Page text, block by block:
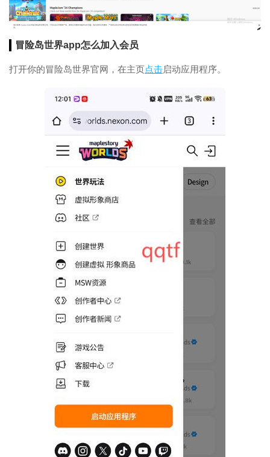
冒险岛世界app怎么加入会员
打开你的冒险岛世界官网，在主页点击启动应用程序。